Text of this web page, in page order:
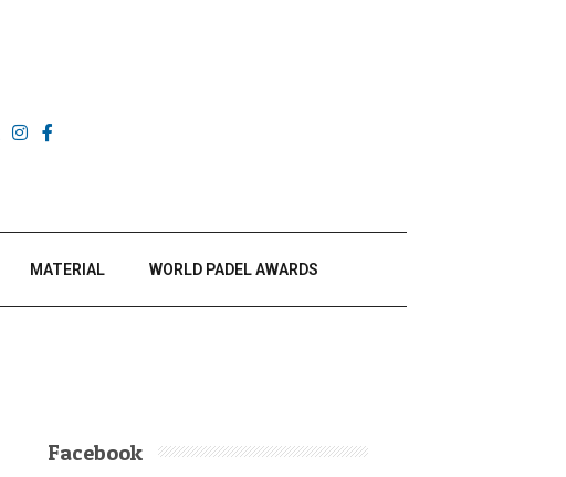
MATERIAL WORLD PADEL AWARDS
Facebook